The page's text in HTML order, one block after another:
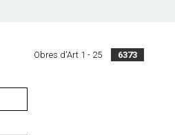
Obres d'Art 1 - 25 6373